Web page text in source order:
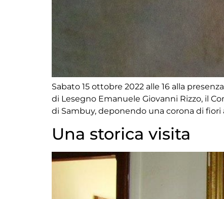
Sabato 15 ottobre 2022 alle 16 alla
di Lesegno Emanuele Giovanni Rizzo, il
di Sambuy, deponendo una corona di
Una storica visita